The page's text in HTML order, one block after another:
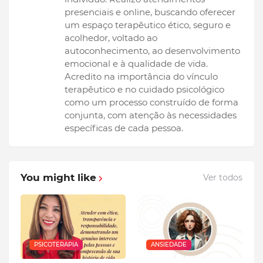
presenciais e online, buscando oferecer
um espaço terapêutico ético, seguro e
acolhedor, voltado ao
autoconhecimento, ao desenvolvimento
emocional e à qualidade de vida.
Acredito na importância do vínculo
terapêutico e no cuidado psicológico
como um processo construído de forma
conjunta, com atenção às necessidades
específicas de cada pessoa.
You might like Ver todos
PSICOTERAPIA ANSIEDADE